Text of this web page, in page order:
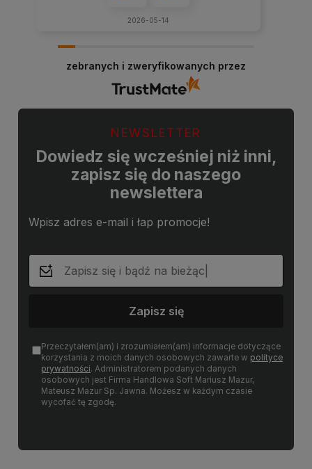
2026-05-14
zebranych i zweryfikowanych przez
NEWSLETTER
Dowiedz się wcześniej niż inni,
zapisz się do naszego
newslettera
Wpisz adres e-mail i łap promocje!
Zapisz się
Przeczytałem(am) i zrozumiałem(am) informacje dotyczące
korzystania z moich danych osobowych zawarte w polityce
prywatności. Administratorem podanych danych
osobowych jest Firma Handlowa Soft Mariusz Mazur,
Mateusz Mazur Sp. Jawna. Możesz w każdym czasie
wycofać tę zgodę.